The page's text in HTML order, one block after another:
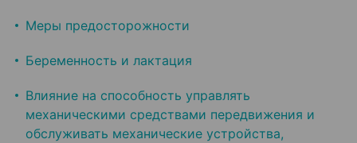
Меры предосторожности
Беременность и лактация
Влияние на способность управлять
механическими средствами передвижения и
обслуживать механические устройства,